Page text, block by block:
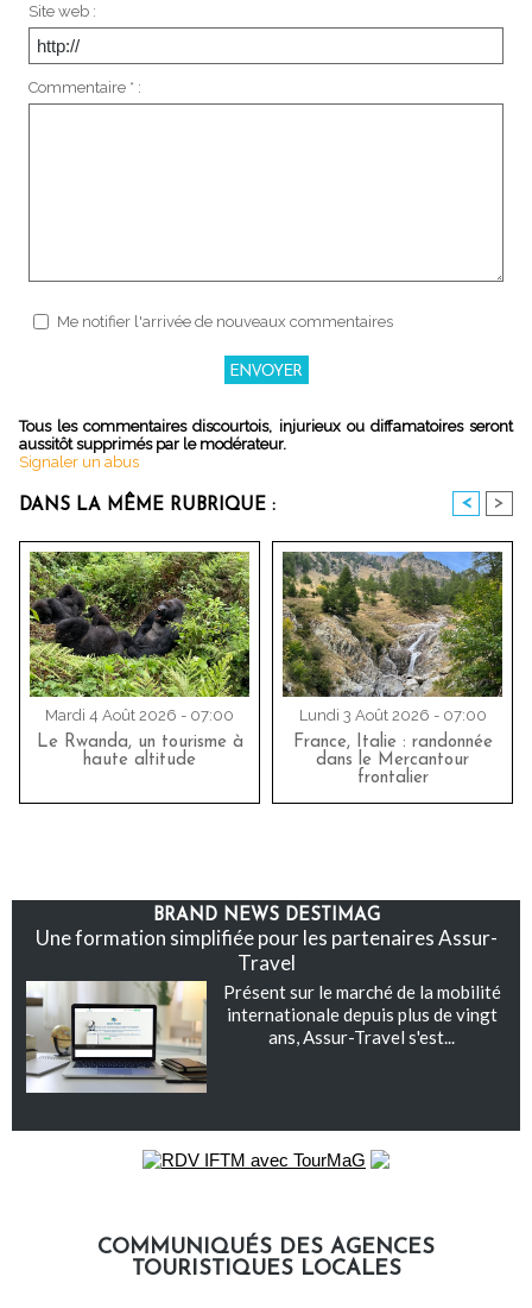
Site web :
Commentaire * :
Me notifier l'arrivée de nouveaux commentaires
Tous les commentaires discourtois, injurieux ou diffamatoires seront
aussitôt supprimés par le modérateur.
Signaler un abus
DANS LA MÊME RUBRIQUE : < >
Mardi 4 Août 2026 - 07:00
Le Rwanda, un tourisme à
haute altitude
Lundi 3 Août 2026 - 07:00
France, Italie : randonnée
dans le Mercantour
frontalier
BRAND NEWS DESTIMAG
Une formation simplifiée pour les partenaires Assur-
Travel
Présent sur le marché de la mobilité
internationale depuis plus de vingt
ans, Assur-Travel s'est...
COMMUNIQUÉS DES AGENCES
TOURISTIQUES LOCALES